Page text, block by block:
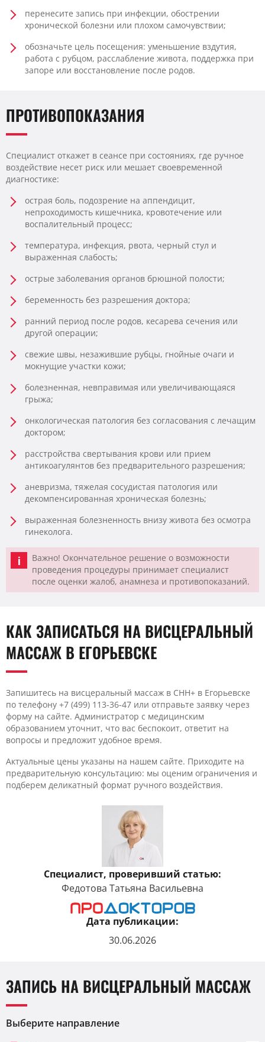
перенесите запись при инфекции, обострении
хронической болезни или плохом самочувствии;
обозначьте цель посещения: уменьшение вздутия,
работа с рубцом, расслабление живота, поддержка при
запоре или восстановление после родов.
ПРОТИВОПОКАЗАНИЯ
Специалист откажет в сеансе при состояниях, где ручное
воздействие несет риск или мешает своевременной
диагностике:
острая боль, подозрение на аппендицит,
непроходимость кишечника, кровотечение или
воспалительный процесс;
температура, инфекция, рвота, черный стул и
выраженная слабость;
острые заболевания органов брюшной полости;
беременность без разрешения доктора;
ранний период после родов, кесарева сечения или
другой операции;
свежие швы, незажившие рубцы, гнойные очаги и
мокнущие участки кожи;
болезненная, невправимая или увеличивающаяся
грыжа;
онкологическая патология без согласования с лечащим
доктором;
расстройства свертывания крови или прием
антикоагулянтов без предварительного разрешения;
аневризма, тяжелая сосудистая патология или
декомпенсированная хроническая болезнь;
выраженная болезненность внизу живота без осмотра
гинеколога.
Важно! Окончательное решение о возможности
проведения процедуры принимает специалист
после оценки жалоб, анамнеза и противопоказаний.
КАК ЗАПИСАТЬСЯ НА ВИСЦЕРАЛЬНЫЙ
МАССАЖ В ЕГОРЬЕВСКЕ
Запишитесь на висцеральный массаж в CHH+ в Егорьевске
по телефону +7 (499) 113-36-47 или отправьте заявку через
форму на сайте. Администратор с медицинским
образованием уточнит, что вас беспокоит, ответит на
вопросы и предложит удобное время.
Актуальные цены указаны на нашем сайте. Приходите на
предварительную консультацию: мы оценим ограничения и
подберем деликатный формат ручного воздействия.
Специалист, проверивший статью:
Федотова Татьяна Васильевна
Дата публикации:
30.06.2026
ЗАПИСЬ НА ВИСЦЕРАЛЬНЫЙ МАССАЖ
Выберите направление